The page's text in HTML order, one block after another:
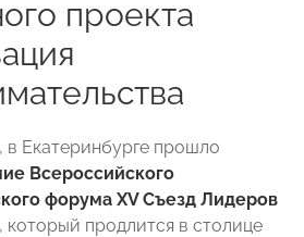
проекта
в Екатеринбурге прошло
Всероссийского
форума XV Съезд Лидеров
, который продлится в столице